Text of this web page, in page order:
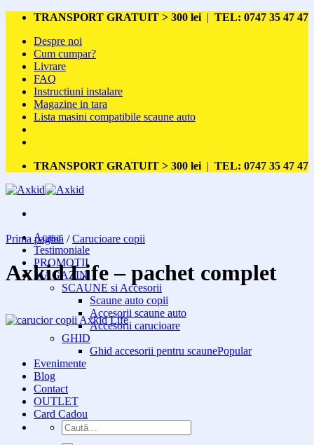
Skip
content
TRANSPORT GRATUIT > 300 lei | TEL: 0747 35 47 47
Despre noi
Cum cumpar?
Livrare
FAQ
Instructiuni instalare
Magazine in tara
Lista masini compatibile scaune auto
TRANSPORT GRATUIT > 300 lei | TEL: 0747 35 47 47
Acasa
Testimoniale
PROMOTII
MAGAZIN
SCAUNE si Accesorii
Scaune auto copii
Accesorii scaune auto
Accesorii carucioare
GHID
Ghid accesorii pentru scaune
Evenimente
Blog
Contact
OUTLET
Card Cadou
Caută
după:
Prima pagină / Carucioare copii
Axkid Life – pachet complet